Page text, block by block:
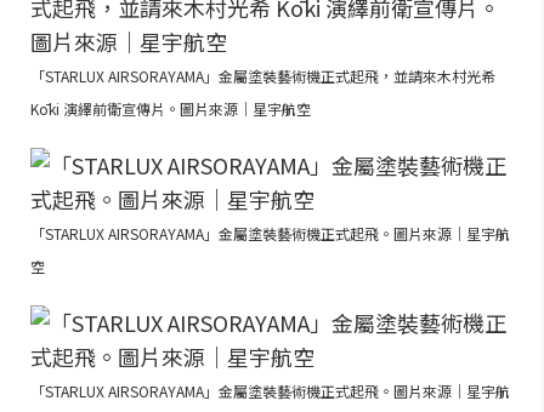
「STARLUX AIRSORAYAMA」金屬塗裝藝術機正式起飛，並請來木村光希
Kōki 演繹前衛宣傳片。圖片來源｜星宇航空
「STARLUX AIRSORAYAMA」金屬塗裝藝術機正式起飛。圖片來源｜星宇航
空
「STARLUX AIRSORAYAMA」金屬塗裝藝術機正式起飛。圖片來源｜星宇航